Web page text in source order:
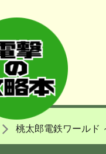
桃太郎電鉄ワールド